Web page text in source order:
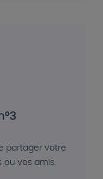
partager votre
ou vos amis.